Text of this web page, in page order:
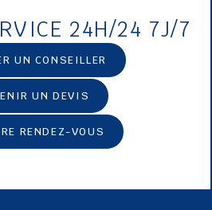
24H/24 7J/7
UN CONSEILLER
UN DEVIS
RENDEZ-VOUS